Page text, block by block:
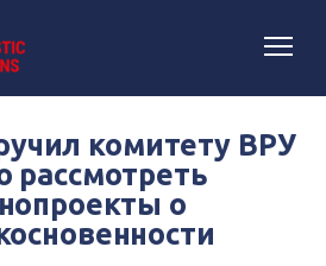
комитету ВРУ
рассмотреть
о